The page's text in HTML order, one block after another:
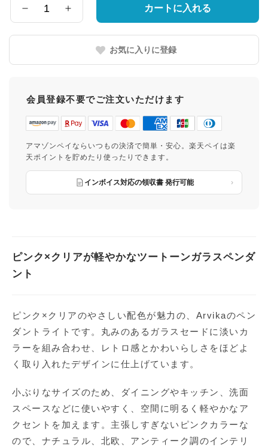
県
量
カートに入れる
お気に入りに登録
会員登録不要でご注文いただけます
アマゾンペイならいつもの決済で簡単・安心。楽天ペイは楽
天ポイントを貯めたり使ったりできます。
インボイス対応の領収書 発行可能
ピンク×クリアが軽やかなツートーンガラスペンダ
ント
ピンク×クリアのやさしい配色が魅力の、Arvikaのペン
ダントライトです。丸みのあるガラスセードに淡いカ
ラーを組み合わせ、レトロ感とかわいらしさをほどよ
く取り入れたデザインに仕上げています。
小ぶりなサイズのため、ダイニングやキッチン、洗面
スペースなどに使いやすく、空間に明るく軽やかなア
クセントを加えます。主張しすぎないピンクカラーな
ので、ナチュラル、北欧、アンティーク調のインテリ